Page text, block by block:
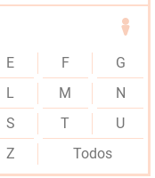
E F
G
L M
N
S T
U
Z Todos